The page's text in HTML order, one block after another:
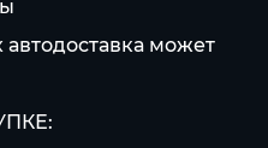
автодоставка может